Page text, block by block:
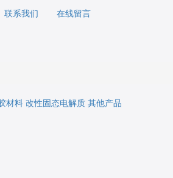
联系我们 在线留言
材料 改性固态电解质 其他产品